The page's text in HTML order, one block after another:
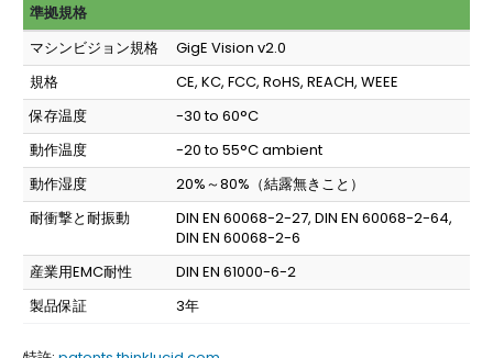
準拠規格
マシンビジョン規格
GigE Vision v2.0
規格
CE, KC, FCC, RoHS, REACH, WEEE
保存温度
-30 to 60°C
動作温度
-20 to 55°C ambient
動作湿度
20%～80%（結露無きこと）
耐衝撃と耐振動
DIN EN 60068-2-27, DIN EN 60068-2-64,
DIN EN 60068-2-6
産業用EMC耐性
DIN EN 61000-6-2
製品保証
3年